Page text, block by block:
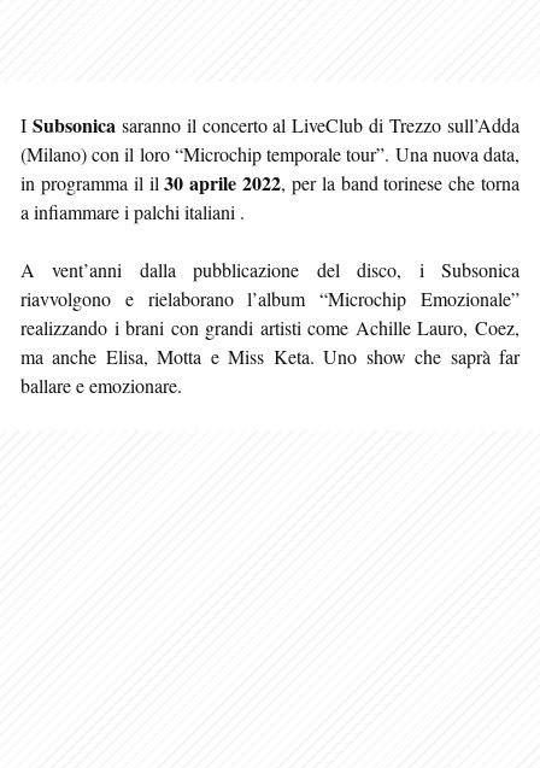
I Subsonica saranno il concerto al LiveClub di Trezzo sull’Adda
(Milano) con il loro “Microchip temporale tour”. Una nuova data,
in programma il il30 aprile 2022, per la band torinese che torna
a infiammare i palchi italiani .
A vent’anni dalla pubblicazione del disco, i Subsonica
riavvolgono e rielaborano l’album “Microchip Emozionale”
realizzando i brani con grandi artisti come Achille Lauro, Coez,
ma anche Elisa, Motta e Miss Keta. Uno show che saprà far
ballare e emozionare.